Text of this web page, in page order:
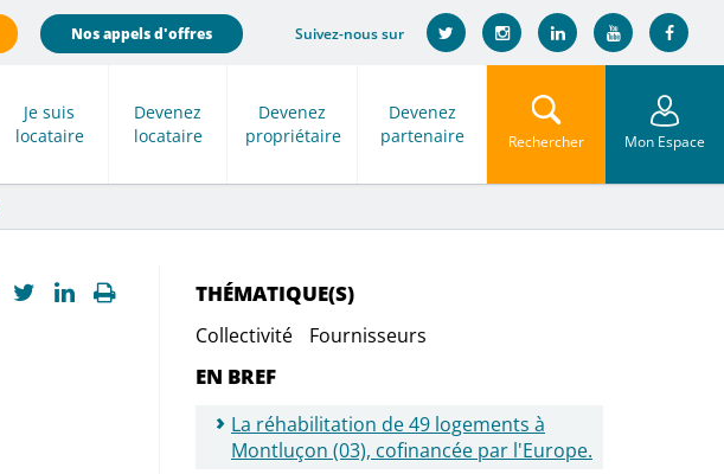
Nos appels d'offres Suivez-nous sur
Mon Espace
Rechercher
Je suis
locataire
Devenez
locataire
Devenez
propriétaire
Devenez
partenaire
THÉMATIQUE(S)
Collectivité Fournisseurs
EN BREF
La réhabilitation de 49 logements à
Montluçon (03), cofinancée par l'Europe.